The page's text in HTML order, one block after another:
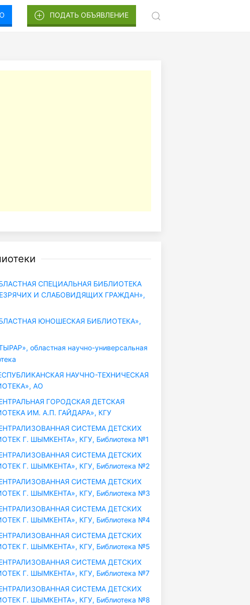
ПОДАТЬ ОБЪЯВЛЕНИЕ
СПЕЦИАЛЬНАЯ БИБЛИОТЕКА
И СЛАБОВИДЯЩИХ ГРАЖДАН»,
ЮНОШЕСКАЯ БИБЛИОТЕКА»,
областная научно-универсальная
НАУЧНО-ТЕХНИЧЕСКАЯ
АО
ГОРОДСКАЯ ДЕТСКАЯ
ИМ. А.П. ГАЙДАРА», КГУ
СИСТЕМА ДЕТСКИХ
Г. ШЫМКЕНТА», КГУ, Библиотека №1
СИСТЕМА ДЕТСКИХ
Г. ШЫМКЕНТА», КГУ, Библиотека №2
СИСТЕМА ДЕТСКИХ
Г. ШЫМКЕНТА», КГУ, Библиотека №3
СИСТЕМА ДЕТСКИХ
Г. ШЫМКЕНТА», КГУ, Библиотека №4
СИСТЕМА ДЕТСКИХ
Г. ШЫМКЕНТА», КГУ, Библиотека №5
СИСТЕМА ДЕТСКИХ
Г. ШЫМКЕНТА», КГУ, Библиотека №7
СИСТЕМА ДЕТСКИХ
Г. ШЫМКЕНТА», КГУ, Библиотека №8